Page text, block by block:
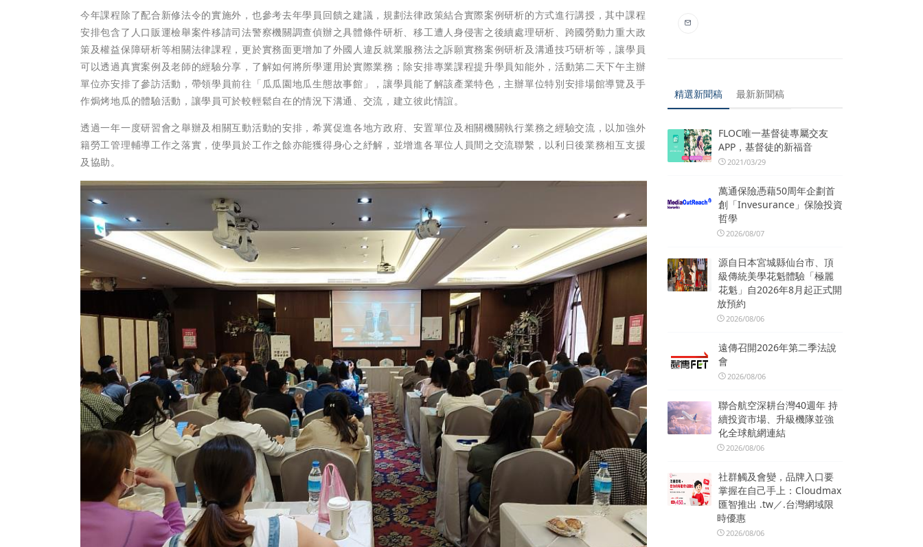
今年課程除了配合新修法令的實施外，也參考去年學員回饋之建議，規劃法律政策結合實際案例研析的方式進行講授，其中課程
安排包含了人口販運檢舉案件移請司法警察機關調查偵辦之具體條件研析、移工遭人身侵害之後續處理研析、跨國勞動力重大政
策及權益保障研析等相關法律課程，更於實務面更增加了外國人違反就業服務法之訴願實務案例研析及溝通技巧研析等，讓學員
可以透過真實案例及老師的經驗分享，了解如何將所學運用於實際業務；除安排專業課程提升學員知能外，活動第二天下午主辦
單位亦安排了參訪活動，帶領學員前往「瓜瓜園地瓜生態故事館」，讓學員能了解該產業特色，主辦單位特別安排場館導覽及手
作焗烤地瓜的體驗活動，讓學員可於較輕鬆自在的情況下溝通、交流，建立彼此情誼。
透過一年一度研習會之舉辦及相關互動活動的安排，希冀促進各地方政府、安置單位及相關機關執行業務之經驗交流，以加強外
籍勞工管理輔導工作之落實，使學員於工作之餘亦能獲得身心之紓解，並增進各單位人員間之交流聯繫，以利日後業務相互支援
及協助。
精選新聞稿 最新新聞稿
FLOC唯一基督徒專屬交友
APP，基督徒的新福音
2021/03/29
萬通保險憑藉50周年企劃首
創「Invesurance」保險投資
哲學
2026/08/07
源自日本宮城縣仙台市、頂
級傳統美學花魁體驗「極麗
花魁」自2026年8月起正式開
放預約
2026/08/06
遠傳召開2026年第二季法說
會
2026/08/06
聯合航空深耕台灣40週年 持
續投資市場、升級機隊並強
化全球航網連結
2026/08/06
社群觸及會變，品牌入口要
掌握在自己手上：Cloudmax
匯智推出 .tw／.台灣網域限
時優惠
2026/08/06